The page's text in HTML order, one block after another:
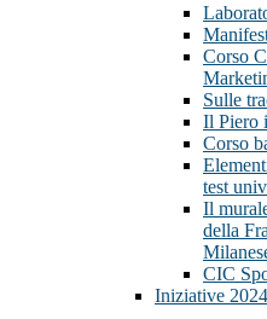
Corso
Sulle
Il Piero
Corso
test
Il
della
CIC
Iniziative